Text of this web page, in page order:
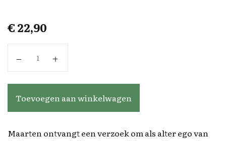
€22,90
Toevoegen aan winkelwagen
Maarten ontvangt een verzoek om als alter ego van